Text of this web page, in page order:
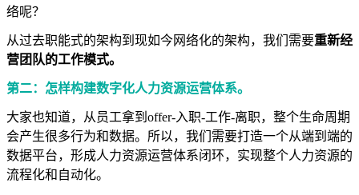
络呢？
从过去职能式的架构到现如今网络化的架构，我们需要重新经
营团队的工作模式。
第二：怎样构建数字化人力资源运营体系。
大家也知道，从员工拿到offer-入职-工作-离职，整个生命周期
会产生很多行为和数据。所以，我们需要打造一个从端到端的
数据平台，形成人力资源运营体系闭环，实现整个人力资源的
流程化和自动化。